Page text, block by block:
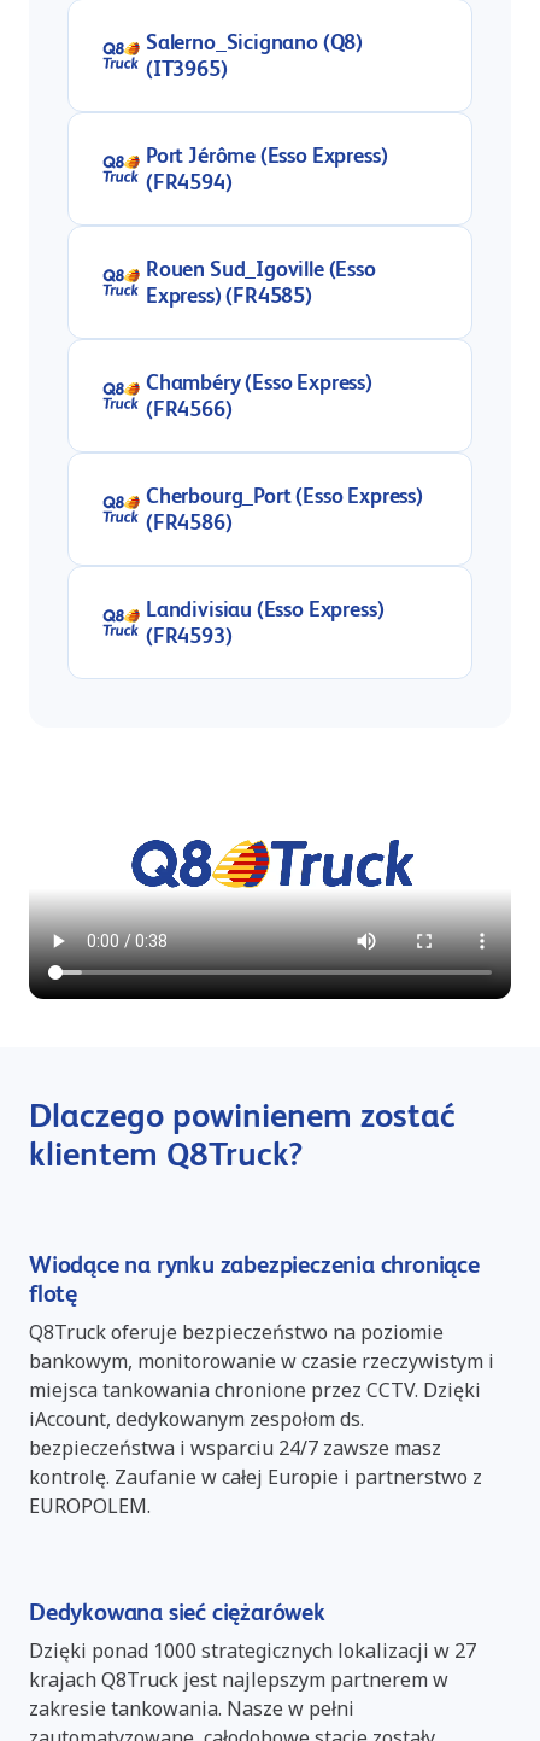
Salerno_Sicignano (Q8)
(IT3965)
Port Jérôme (Esso Express)
(FR4594)
Rouen Sud_Igoville (Esso
Express) (FR4585)
Chambéry (Esso Express)
(FR4566)
Cherbourg_Port (Esso Express)
(FR4586)
Landivisiau (Esso Express)
(FR4593)
Dlaczego powinienem zostać
klientem Q8Truck?
Wiodące na rynku zabezpieczenia chroniące
flotę
Q8Truck oferuje bezpieczeństwo na poziomie
bankowym, monitorowanie w czasie rzeczywistym i
miejsca tankowania chronione przez CCTV. Dzięki
iAccount, dedykowanym zespołom ds.
bezpieczeństwa i wsparciu 24/7 zawsze masz
kontrolę. Zaufanie w całej Europie i partnerstwo z
EUROPOLEM.
Dedykowana sieć ciężarówek
Dzięki ponad 1000 strategicznych lokalizacji w 27
krajach Q8Truck jest najlepszym partnerem w
zakresie tankowania. Nasze w pełni